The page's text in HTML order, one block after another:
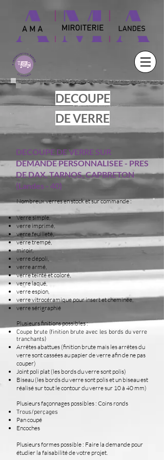
DECOUPE
DE VERRE
DECOUPE DE VERRE SUR
DEMANDE PERSONNALISEE - PRES
DE DAX, TARNOS, CAPBRETON
(Landes - 40)
Nombreux verres en stock et sur commande :
Verre simple,
verre imprimé,
verre feuilleté,
verre trempé,
miroir,
verre dépoli,
verre armé,
verre teinté et coloré,
verre laqué,
verre espion,
verre vitrocéramique pour insert et cheminée,
verre sérigraphié
Plusieurs finitions possibles :
Coupe brute (finition brute avec les bords du verre
tranchants)
Arrêtes abattues (finition brute mais les arrêtes du
verre sont cassées au papier de verre afin de ne pas
couper)
Joint poli plat (les bords du verre sont polis)
Biseau (les bords du verre sont polis et un biseau est
réalisé sur tout le contour du verre sur 10 à 40 mm)
Plusieurs façonnages possibles : Coins ronds
Trous/perçages
Pan coupé
Encoches
Plusieurs formes possible : Faire la demande pour
étudier la faisabilité de votre projet.